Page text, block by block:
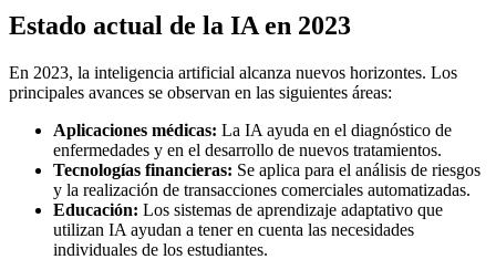
Estado actual de la IA en 2023
En 2023, la inteligencia artificial alcanza nuevos horizontes. Los
principales avances se observan en las siguientes áreas:
Aplicaciones médicas: La IA ayuda en el diagnóstico de
enfermedades y en el desarrollo de nuevos tratamientos.
Tecnologías financieras: Se aplica para el análisis de riesgos
y la realización de transacciones comerciales automatizadas.
Educación: Los sistemas de aprendizaje adaptativo que
utilizan IA ayudan a tener en cuenta las necesidades
individuales de los estudiantes.